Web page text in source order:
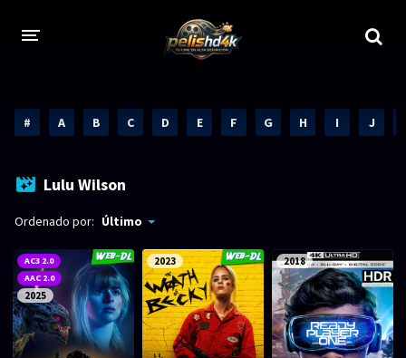
1080p 1080p Full HD
2160p REMUX 4K
720p 60 FPS
h265 HEVC 1080p REMUX
Bluray Completos
# A B C D E F G H I J
Lulu Wilson
Ordenado por: Último
AC3 2.0
AAC 2.0
2025
2023 2018